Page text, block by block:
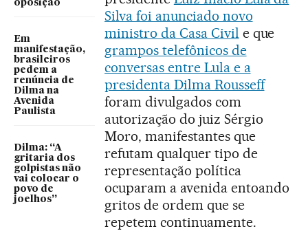
oposição
Em
manifestação,
brasileiros
pedem a
renúncia de
Dilma na
Avenida
Paulista
Dilma: “A
gritaria dos
golpistas não
vai colocar o
povo de
joelhos”
Silva foi anunciado novo
ministro da Casa Civil e que
grampos telefônicos de
conversas entre Lula e a
presidenta Dilma Rousseff
foram divulgados com
autorização do juiz Sérgio
Moro, manifestantes que
refutam qualquer tipo de
representação política
ocuparam a avenida entoando
gritos de ordem que se
repetem continuamente.